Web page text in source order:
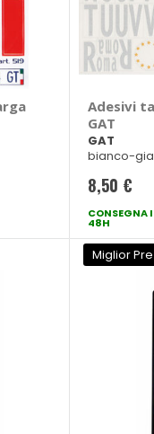
Adesivi
GAT
GAT
bianco-
8,50 €
CONSEGNA
48H
Miglior